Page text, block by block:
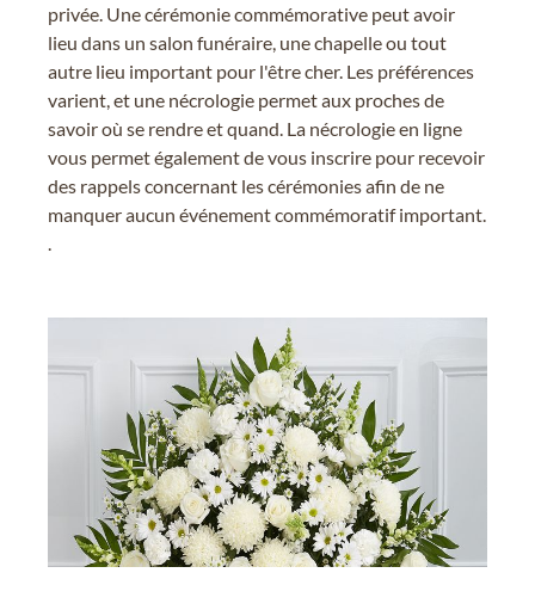
privée. Une cérémonie commémorative peut avoir
lieu dans un salon funéraire, une chapelle ou tout
autre lieu important pour l'être cher. Les préférences
varient, et une nécrologie permet aux proches de
savoir où se rendre et quand. La nécrologie en ligne
vous permet également de vous inscrire pour recevoir
des rappels concernant les cérémonies afin de ne
manquer aucun événement commémoratif important.